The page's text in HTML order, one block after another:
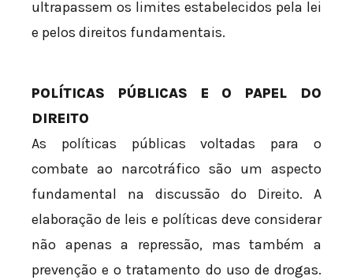
ultrapassem os limites estabelecidos pela lei
e pelos direitos fundamentais.
POLÍTICAS PÚBLICAS E O PAPEL DO
DIREITO
As políticas públicas voltadas para o
combate ao narcotráfico são um aspecto
fundamental na discussão do Direito. A
elaboração de leis e políticas deve considerar
não apenas a repressão, mas também a
prevenção e o tratamento do uso de drogas.